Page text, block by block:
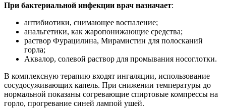
При бактериальной инфекции врач назначает:
антибиотики, снимающее воспаление;
анальгетики, как жаропонижающие средства;
раствор Фурацилина, Мирамистин для полосканий
горла;
Аквалор, солевой раствор для промывания носоглотки.
В комплексную терапию входят ингаляции, использование
сосудосуживающих капель. При снижении температуры до
нормальной показаны согревающие спиртовые компрессы на
горло, прогревание синей лампой ушей.